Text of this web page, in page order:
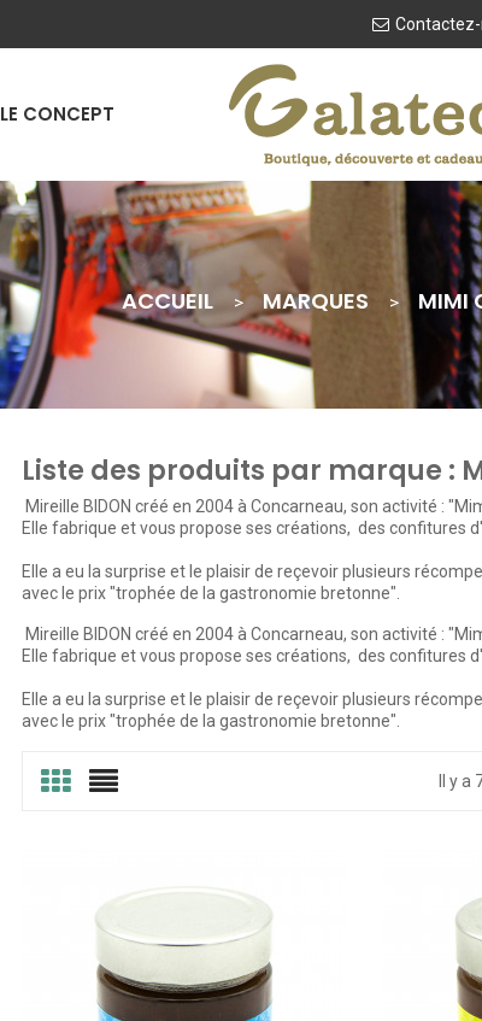
LE CONCEPT
ACCUEIL MARQUES MIMI
Liste des produits par marque :
Mireille BIDON créé en 2004 à Concarneau, son activité :
Elle fabrique et vous propose ses créations, des confitures
Elle a eu la surprise et le plaisir de reçevoir plusieurs
avec le prix "trophée de la gastronomie bretonne".
Mireille BIDON créé en 2004 à Concarneau, son activité :
Elle fabrique et vous propose ses créations, des confitures
Elle a eu la surprise et le plaisir de reçevoir plusieurs
avec le prix "trophée de la gastronomie bretonne".
Il y a